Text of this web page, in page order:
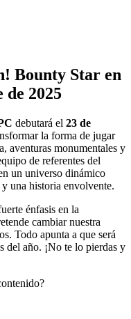
Bounty Star en
de 2025
debutará el 23 de
la forma de jugar
aventuras monumentales y
de referentes del
un universo dinámico
una historia envolvente.
énfasis en la
cambiar nuestra
Todo apunta a que será
del año. ¡No te lo pierdas y